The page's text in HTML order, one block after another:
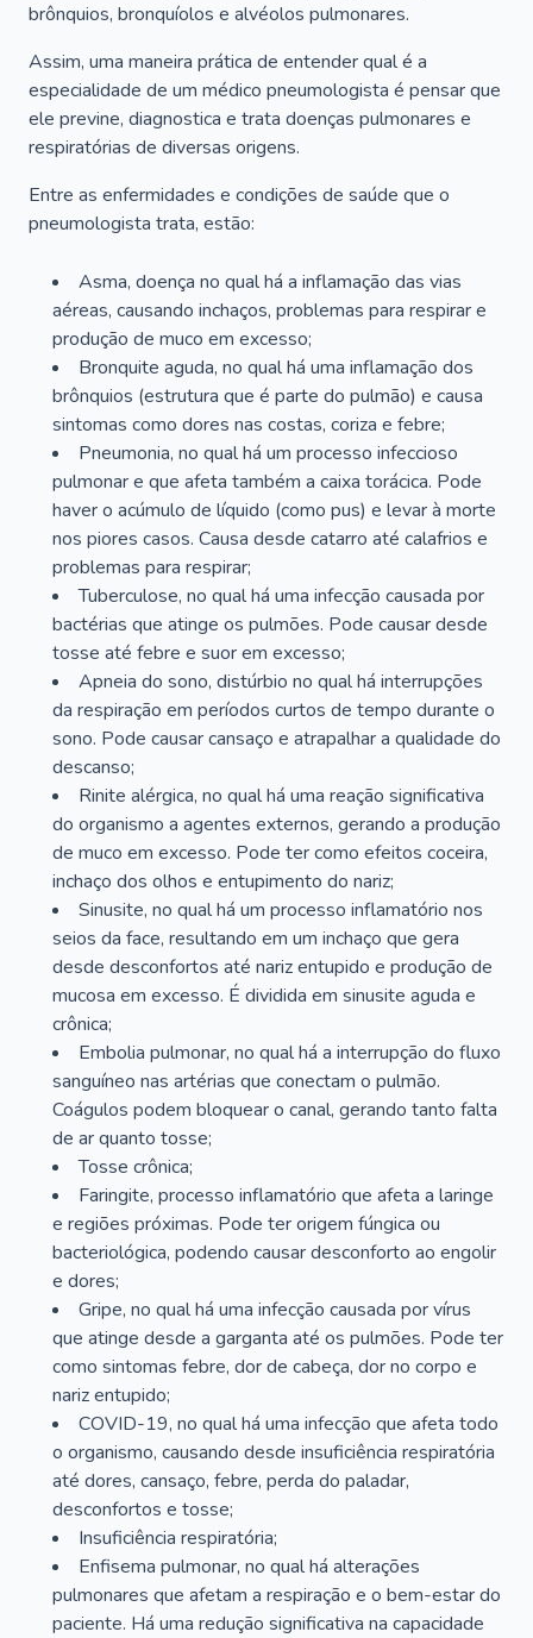
brônquios, bronquíolos e alvéolos pulmonares.
Assim, uma maneira prática de entender qual é a
especialidade de um médico pneumologista é pensar que
ele previne, diagnostica e trata doenças pulmonares e
respiratórias de diversas origens.
Entre as enfermidades e condições de saúde que o
pneumologista trata, estão:
Asma, doença no qual há a inflamação das vias
aéreas, causando inchaços, problemas para respirar e
produção de muco em excesso;
Bronquite aguda, no qual há uma inflamação dos
brônquios (estrutura que é parte do pulmão) e causa
sintomas como dores nas costas, coriza e febre;
Pneumonia, no qual há um processo infeccioso
pulmonar e que afeta também a caixa torácica. Pode
haver o acúmulo de líquido (como pus) e levar à morte
nos piores casos. Causa desde catarro até calafrios e
problemas para respirar;
Tuberculose, no qual há uma infecção causada por
bactérias que atinge os pulmões. Pode causar desde
tosse até febre e suor em excesso;
Apneia do sono, distúrbio no qual há interrupções
da respiração em períodos curtos de tempo durante o
sono. Pode causar cansaço e atrapalhar a qualidade do
descanso;
Rinite alérgica, no qual há uma reação significativa
do organismo a agentes externos, gerando a produção
de muco em excesso. Pode ter como efeitos coceira,
inchaço dos olhos e entupimento do nariz;
Sinusite, no qual há um processo inflamatório nos
seios da face, resultando em um inchaço que gera
desde desconfortos até nariz entupido e produção de
mucosa em excesso. É dividida em sinusite aguda e
crônica;
Embolia pulmonar, no qual há a interrupção do fluxo
sanguíneo nas artérias que conectam o pulmão.
Coágulos podem bloquear o canal, gerando tanto falta
de ar quanto tosse;
Tosse crônica;
Faringite, processo inflamatório que afeta a laringe
e regiões próximas. Pode ter origem fúngica ou
bacteriológica, podendo causar desconforto ao engolir
e dores;
Gripe, no qual há uma infecção causada por vírus
que atinge desde a garganta até os pulmões. Pode ter
como sintomas febre, dor de cabeça, dor no corpo e
nariz entupido;
COVID-19, no qual há uma infecção que afeta todo
o organismo, causando desde insuficiência respiratória
até dores, cansaço, febre, perda do paladar,
desconfortos e tosse;
Insuficiência respiratória;
Enfisema pulmonar, no qual há alterações
pulmonares que afetam a respiração e o bem-estar do
paciente. Há uma redução significativa na capacidade